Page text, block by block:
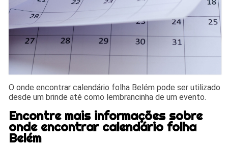
O onde encontrar calendário folha Belém pode ser utilizado
desde um brinde até como lembrancinha de um evento.
Encontre mais informações sobre
onde encontrar calendário folha
Belém